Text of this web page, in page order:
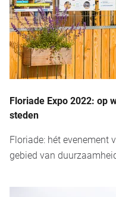
Floriade Expo 2022: op
steden
Floriade: hét evenement
gebied van